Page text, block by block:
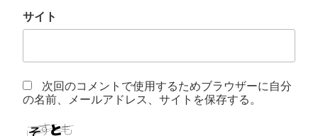
サイト
次回のコメントで使用するためブラウザーに自分
の名前、メールアドレス、サイトを保存する。